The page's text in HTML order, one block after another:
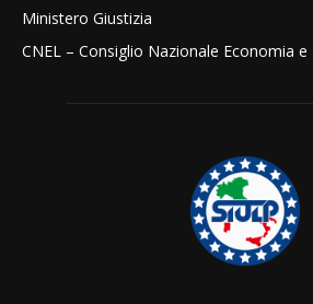
Ministero Giustizia
CNEL – Consiglio Nazionale Economia e